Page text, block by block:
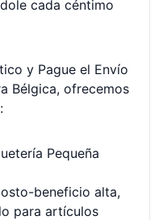
cada céntimo
y Pague el Envío
Bélgica, ofrecemos
Pequeña
beneficio alta,
para artículos